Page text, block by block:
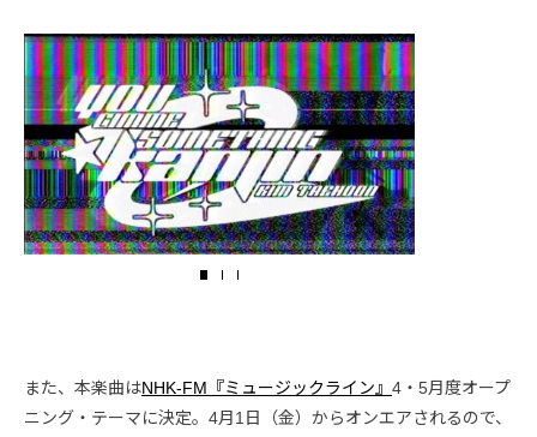
また、本楽曲はNHK-FM『ミュージックライン』 4・5月度オープ
ニング・テーマに決定。4月1日（金）からオンエアされるので、